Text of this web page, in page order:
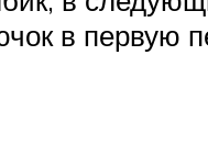
в первую